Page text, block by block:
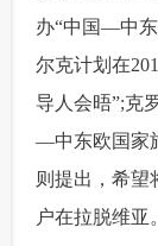
办“中国—中
尔克计划在
导人会晤”;克
—中东欧国家
则提出，希
户在拉脱维亚。